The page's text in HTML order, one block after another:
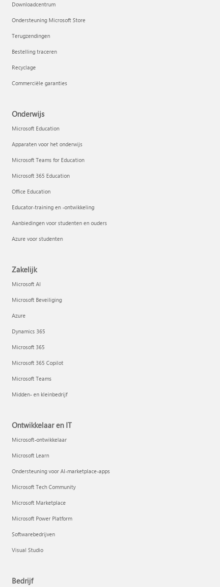
Downloadcentrum
Ondersteuning Microsoft Store
Terugzendingen
Bestelling traceren
Recyclage
Commerciële garanties
Onderwijs
Microsoft Education
Apparaten voor het onderwijs
Microsoft Teams for Education
Microsoft 365 Education
Office Education
Educator-training en -ontwikkeling
Aanbiedingen voor studenten en ouders
Azure voor studenten
Zakelijk
Microsoft AI
Microsoft Beveiliging
Azure
Dynamics 365
Microsoft 365
Microsoft 365 Copilot
Microsoft Teams
Midden- en kleinbedrijf
Ontwikkelaar en IT
Microsoft-ontwikkelaar
Microsoft Learn
Ondersteuning voor AI-marketplace-apps
Microsoft Tech Community
Microsoft Marketplace
Microsoft Power Platform
Softwarebedrijven
Visual Studio
Bedrijf